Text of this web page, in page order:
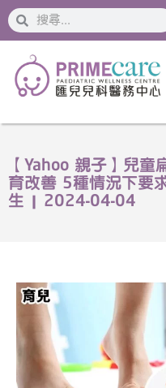
搜
索
搜
索
【Yahoo 親子】兒
育改善 5種情況下要
生 | 2024-04-04